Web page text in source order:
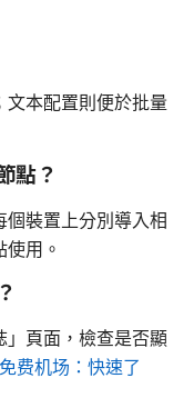
文本配置則便於批量
點？
裝置上分別導入相
用。
」頁面，檢查是否顯
费机场：快速了